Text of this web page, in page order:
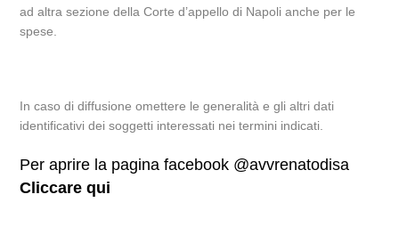
ad altra sezione della Corte d’appello di Napoli anche per le
spese.
In caso di diffusione omettere le generalità e gli altri dati
identificativi dei soggetti interessati nei termini indicati.
Per aprire la pagina facebook @avvrenatodisa
Cliccare qui